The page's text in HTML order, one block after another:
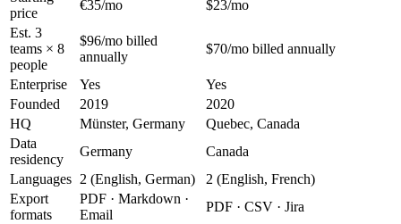
price
€35/mo
$23/mo
Est. 3
teams × 8
people
$96/mo billed
annually
$70/mo billed annually
Enterprise Yes
Yes
Founded
2019
2020
HQ
Münster, Germany
Quebec, Canada
Data
residency
Germany
Canada
Languages 2 (English, German)
2 (English, French)
Export
formats
PDF · Markdown ·
Email
PDF · CSV · Jira